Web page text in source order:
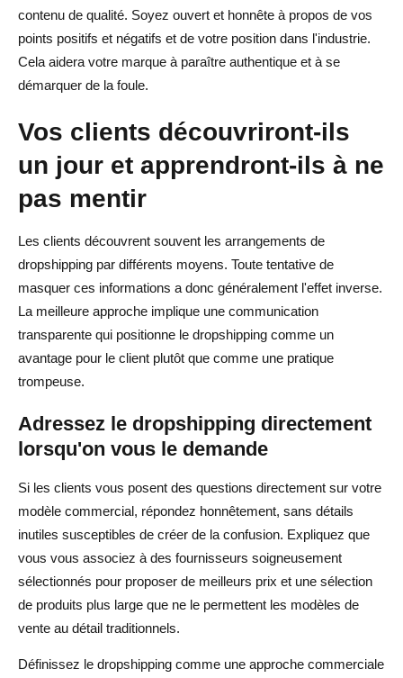
contenu de qualité. Soyez ouvert et honnête à propos de vos
points positifs et négatifs et de votre position dans l'industrie.
Cela aidera votre marque à paraître authentique et à se
démarquer de la foule.
Vos clients découvriront-ils
un jour et apprendront-ils à ne
pas mentir
Les clients découvrent souvent les arrangements de
dropshipping par différents moyens. Toute tentative de
masquer ces informations a donc généralement l'effet inverse.
La meilleure approche implique une communication
transparente qui positionne le dropshipping comme un
avantage pour le client plutôt que comme une pratique
trompeuse.
Adressez le dropshipping directement
lorsqu'on vous le demande
Si les clients vous posent des questions directement sur votre
modèle commercial, répondez honnêtement, sans détails
inutiles susceptibles de créer de la confusion. Expliquez que
vous vous associez à des fournisseurs soigneusement
sélectionnés pour proposer de meilleurs prix et une sélection
de produits plus large que ne le permettent les modèles de
vente au détail traditionnels.
Définissez le dropshipping comme une approche commerciale